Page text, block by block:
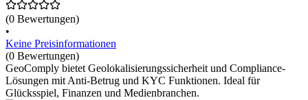
(0 Bewertungen)
•
Keine Preisinformationen
(0 Bewertungen)
GeoComply bietet Geolokalisierungssicherheit und Compliance-
Lösungen mit Anti-Betrug und KYC Funktionen. Ideal für
Glücksspiel, Finanzen und Medienbranchen.